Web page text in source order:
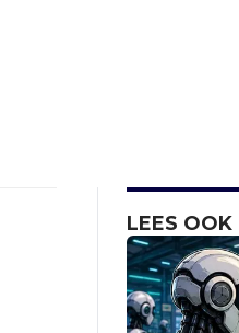
LEES OOK